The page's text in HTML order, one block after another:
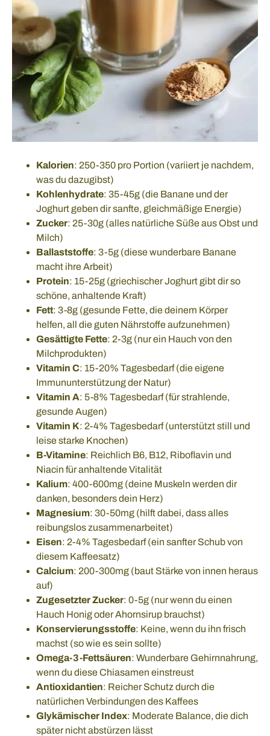
Kalorien: 250-350 pro Portion (variiert je nachdem,
was du dazugibst)
Kohlenhydrate: 35-45g (die Banane und der
Joghurt geben dir sanfte, gleichmäßige Energie)
Zucker: 25-30g (alles natürliche Süße aus Obst und
Milch)
Ballaststoffe: 3-5g (diese wunderbare Banane
macht ihre Arbeit)
Protein: 15-25g (griechischer Joghurt gibt dir so
schöne, anhaltende Kraft)
Fett: 3-8g (gesunde Fette, die deinem Körper
helfen, all die guten Nährstoffe aufzunehmen)
Gesättigte Fette: 2-3g (nur ein Hauch von den
Milchprodukten)
Vitamin C: 15-20% Tagesbedarf (die eigene
Immununterstützung der Natur)
Vitamin A: 5-8% Tagesbedarf (für strahlende,
gesunde Augen)
Vitamin K: 2-4% Tagesbedarf (unterstützt still und
leise starke Knochen)
B-Vitamine: Reichlich B6, B12, Riboflavin und
Niacin für anhaltende Vitalität
Kalium: 400-600mg (deine Muskeln werden dir
danken, besonders dein Herz)
Magnesium: 30-50mg (hilft dabei, dass alles
reibungslos zusammenarbeitet)
Eisen: 2-4% Tagesbedarf (ein sanfter Schub von
diesem Kaffeesatz)
Calcium: 200-300mg (baut Stärke von innen heraus
auf)
Zugesetzter Zucker: 0-5g (nur wenn du einen
Hauch Honig oder Ahornsirup brauchst)
Konservierungsstoffe: Keine, wenn du ihn frisch
machst (so wie es sein sollte)
Omega-3-Fettsäuren: Wunderbare Gehirnnahrung,
wenn du diese Chiasamen einstreust
Antioxidantien: Reicher Schutz durch die
natürlichen Verbindungen des Kaffees
Glykämischer Index: Moderate Balance, die dich
später nicht abstürzen lässt